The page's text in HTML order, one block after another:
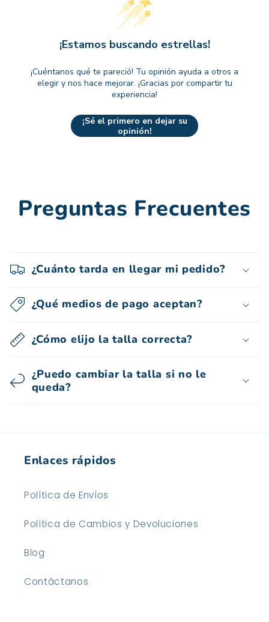
¡Estamos buscando estrellas!
¡Cuéntanos qué te pareció! Tu opinión ayuda a otros a
elegir y nos hace mejorar. ¡Gracias por compartir tu
experiencia!
¡Sé el primero en dejar su
opinión!
Preguntas Frecuentes
¿Cuánto tarda en llegar mi pedido?
¿Qué medios de pago aceptan?
¿Cómo elijo la talla correcta?
¿Puedo cambiar la talla si no le
queda?
Enlaces rápidos
Política de Envíos
Política de Cambios y Devoluciones
Blog
Contáctanos